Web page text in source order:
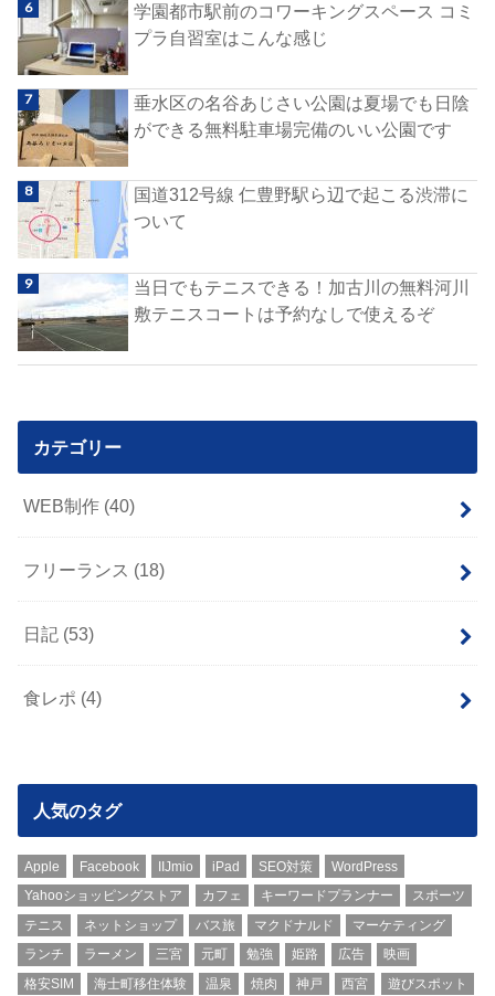
学園都市駅前のコワーキングスペース コミ
プラ自習室はこんな感じ
垂水区の名谷あじさい公園は夏場でも日陰
ができる無料駐車場完備のいい公園です
国道312号線 仁豊野駅ら辺で起こる渋滞に
ついて
当日でもテニスできる！加古川の無料河川
敷テニスコートは予約なしで使えるぞ
カテゴリー
WEB制作 (40)
フリーランス (18)
日記 (53)
食レポ (4)
人気のタグ
Apple Facebook IIJmio iPad SEO対策
WordPress
Yahooショッピングストア
カフェ キーワードプランナー
スポーツ
テニス
ネットショップ バス旅 マクドナルド
マーケティング
ランチ
ラーメン 三宮 元町 勉強 姫路 広告
映画
格安SIM
海士町移住体験 温泉 焼肉 神戸 西宮 遊びスポット